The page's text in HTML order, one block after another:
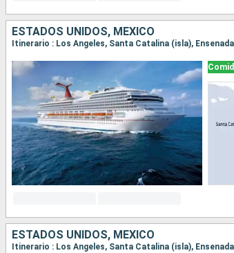
ESTADOS UNIDOS, MÉXICO
Itinerario : Los Angeles, Santa Catalina (isla),
ESTADOS UNIDOS, MÉXICO
Itinerario : Los Angeles, Santa Catalina (isla),